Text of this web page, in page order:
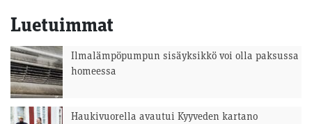
Luetuimmat
Ilmalämpöpumpun sisäyksikkö voi olla paksussa
homeessa
Haukivuorella avautui Kyyveden kartano